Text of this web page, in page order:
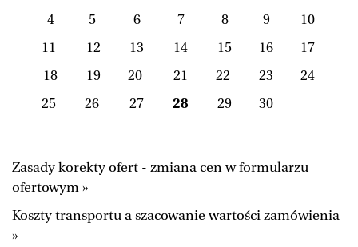
Magazyny BIQdata
Jutronauci Osiem Dziewięć
NASZE SERWISY
Duży Format Wysokie Obcasy
Tylko Zdrowie
4
5 6 7 8 9
10
11
12 13 14 15 16
17
18
19 20 21 22 23
24
25
26 27 28 29 30
Zasady korekty ofert - zmiana cen w formularzu
ofertowym »
Koszty transportu a szacowanie wartości zamówienia
»